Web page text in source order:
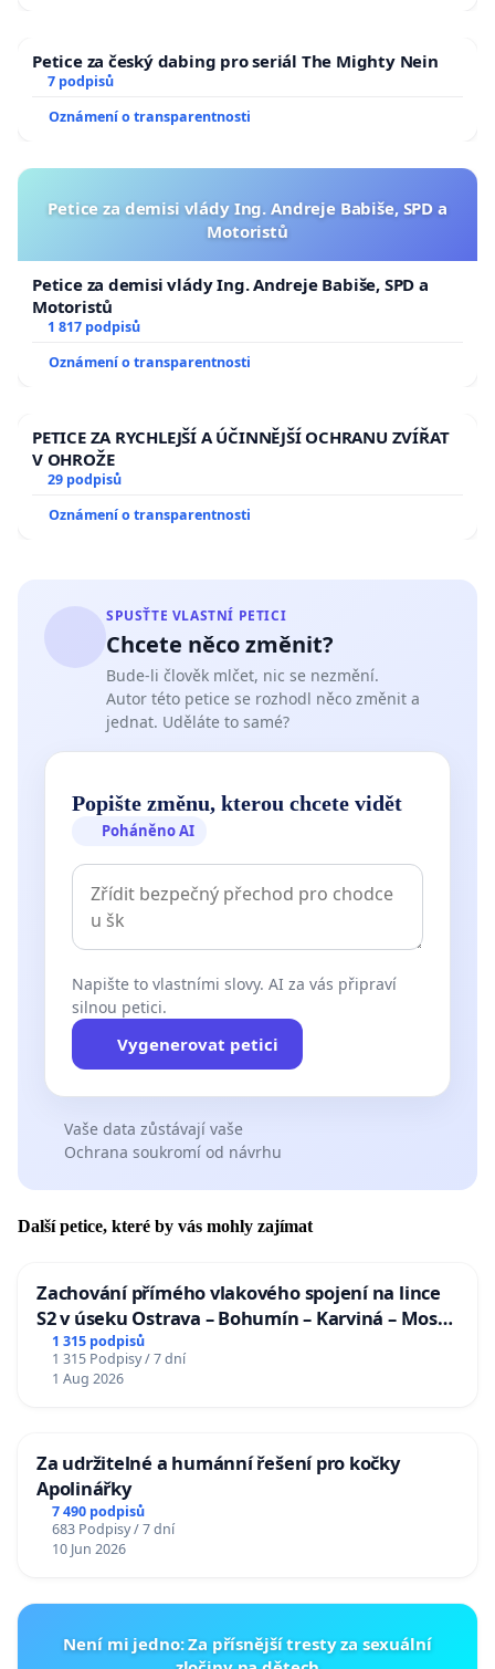
Petice za český dabing pro seriál The Mighty Nein
7 podpisů
Oznámení o transparentnosti
Petice za demisi vlády Ing. Andreje Babiše, SPD a
Motoristů
Petice za demisi vlády Ing. Andreje Babiše, SPD a
Motoristů
1 817 podpisů
Oznámení o transparentnosti
PETICE ZA RYCHLEJŠÍ A ÚČINNĚJŠÍ OCHRANU ZVÍŘAT
V OHROŽE
29 podpisů
Oznámení o transparentnosti
SPUSŤTE VLASTNÍ PETICI
Chcete něco změnit?
Bude-li člověk mlčet, nic se nezmění.
Autor této petice se rozhodl něco změnit a
jednat. Uděláte to samé?
Popište změnu, kterou chcete vidět
Poháněno AI
Napište to vlastními slovy. AI za vás připraví
silnou petici.
Vygenerovat petici
Vaše data zůstávají vaše
Ochrana soukromí od návrhu
Další petice, které by vás mohly zajímat
Zachování přímého vlakového spojení na lince
S2 v úseku Ostrava – Bohumín – Karviná – Mosty
u Jablunkova
1 315 podpisů
1 315 Podpisy / 7 dní
1 Aug 2026
Za udržitelné a humánní řešení pro kočky
Apolinářky
7 490 podpisů
683 Podpisy / 7 dní
10 Jun 2026
Není mi jedno: Za přísnější tresty za sexuální